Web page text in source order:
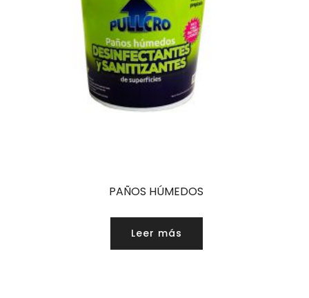
PAÑOS HÚMEDOS
Leer más